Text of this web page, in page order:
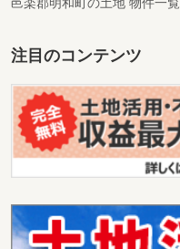
邑楽郡明和町の土地 物件一覧
注目のコンテンツ